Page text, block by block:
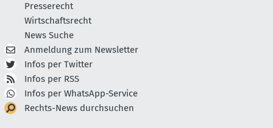
Presserecht
Wirtschaftsrecht
News Suche
Anmeldung zum Newsletter
Infos per Twitter
Infos per RSS
Infos per WhatsApp-Service
Rechts-News durchsuchen